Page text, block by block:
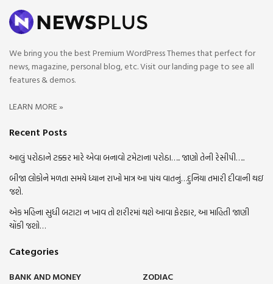
We bring you the best Premium WordPress Themes that perfect for
news, magazine, personal blog, etc. Visit our landing page to see all
features & demos.
LEARN MORE »
Recent Posts
આલું પરોઠાને ટક્કર મારે એવા બનાવો ટમેટાના પરોઠા….. જાણો તેની રેસીપી…..
બીજા લોકોને મળતા સમયે ધ્યાન રાખો માત્ર આ પાંચ વાતનું…દુનિયા તમારી દીવાની થઇ
જશે.
એક મહિના સુધી બટાટા ન ખાવ તો શરીરમાં થશે આવા ફેરફાર, આ માહિતી જાણી
ચોંકી જશો…
Categories
BANK AND MONEY
ZODIAC